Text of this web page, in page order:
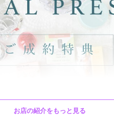
お店の紹介をもっと見る